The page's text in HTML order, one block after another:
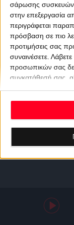
σάρωσης συσκευών.
στην επεξεργασία
περιγράφεται
πρόσβαση σε πιο
προτιμήσεις σας
συναινέσετε.
προσωπικών σας
συγκατάθεσή σας,
ανακαλέσετε τη
επιστρέφοντας σε
κουμπί